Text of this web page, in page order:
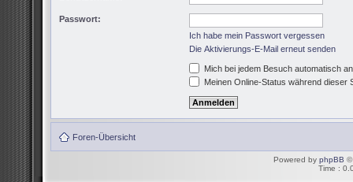
Passwort:
Ich habe mein Passwort vergessen
Die Aktivierungs-E-Mail erneut senden
Mich bei jedem Besuch automatisch
Meinen Online-Status während dieser
Foren-Übersicht
Powered by phpBB ©
Time :